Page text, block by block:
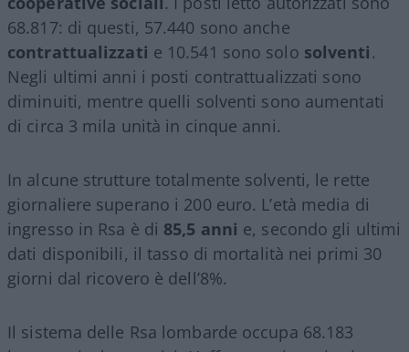
68.817: di questi, 57.440 sono anche
contrattualizzati e 10.541 sono solo solventi.
Negli ultimi anni i posti contrattualizzati sono
diminuiti, mentre quelli solventi sono aumentati
di circa 3 mila unità in cinque anni.
In alcune strutture totalmente solventi, le rette
giornaliere superano i 200 euro. L’età media di
ingresso in Rsa è di 85,5 anni e, secondo gli ultimi
dati disponibili, il tasso di mortalità nei primi 30
giorni dal ricovero è dell’8%.
Il sistema delle Rsa lombarde occupa 68.183